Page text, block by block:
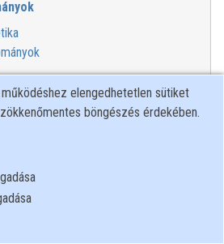
elengedhetetlen sütiket
böngészés érdekében.